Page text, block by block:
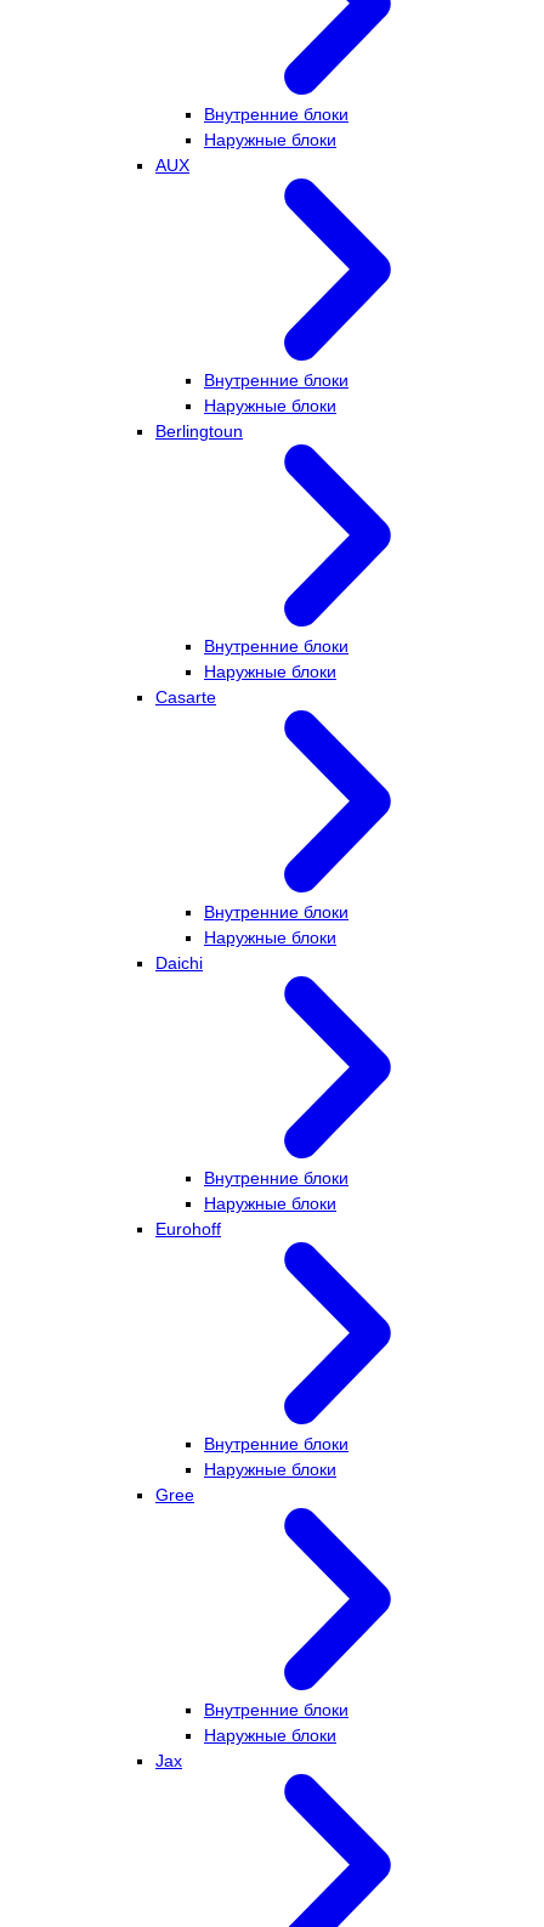
Внутренние блоки
Наружные блоки
AUX
Внутренние блоки
Наружные блоки
Berlingtoun
Внутренние блоки
Наружные блоки
Casarte
Внутренние блоки
Наружные блоки
Daichi
Внутренние блоки
Наружные блоки
Eurohoff
Внутренние блоки
Наружные блоки
Gree
Внутренние блоки
Наружные блоки
Jax